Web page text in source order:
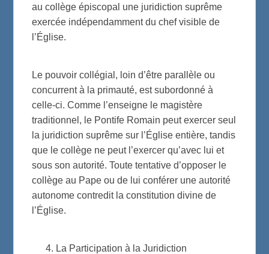
au collège épiscopal une juridiction suprême
exercée indépendamment du chef visible de
l’Église.
Le pouvoir collégial, loin d’être parallèle ou
concurrent à la primauté, est subordonné à
celle-ci. Comme l’enseigne le magistère
traditionnel, le Pontife Romain peut exercer seul
la juridiction suprême sur l’Église entière, tandis
que le collège ne peut l’exercer qu’avec lui et
sous son autorité. Toute tentative d’opposer le
collège au Pape ou de lui conférer une autorité
autonome contredit la constitution divine de
l’Église.
La Participation à la Juridiction